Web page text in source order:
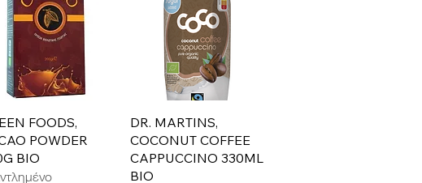
Γρήγορη προβολή
FOODS,
POWDER
BIO
Γρήγορη προβολή
DR. MARTINS,
COCONUT COFFEE
CAPPUCCINO 330ML
BIO